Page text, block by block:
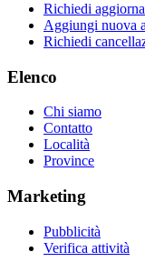
Richiedi
Aggiungi nuova
Richiedi
Elenco
Chi siamo
Contatto
Località
Province
Marketing
Pubblicità
Verifica attività